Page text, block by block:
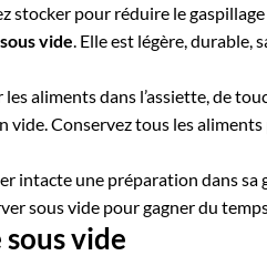
stocker pour réduire le
vide. Elle est légère, durable,
aliments dans l’assiette, de
Conservez tous les
intacte une préparation dans
sous vide pour gagner du
vide